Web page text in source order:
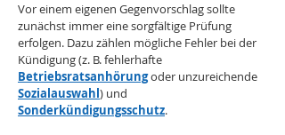
Vor einem eigenen Gegenvorschlag sollte
zunächst immer eine sorgfältige Prüfung
erfolgen. Dazu zählen mögliche Fehler bei der
Kündigung (z. B. fehlerhafte
Betriebsratsanhörung oder unzureichende
Sozialauswahl) und
Sonderkündigungsschutz.